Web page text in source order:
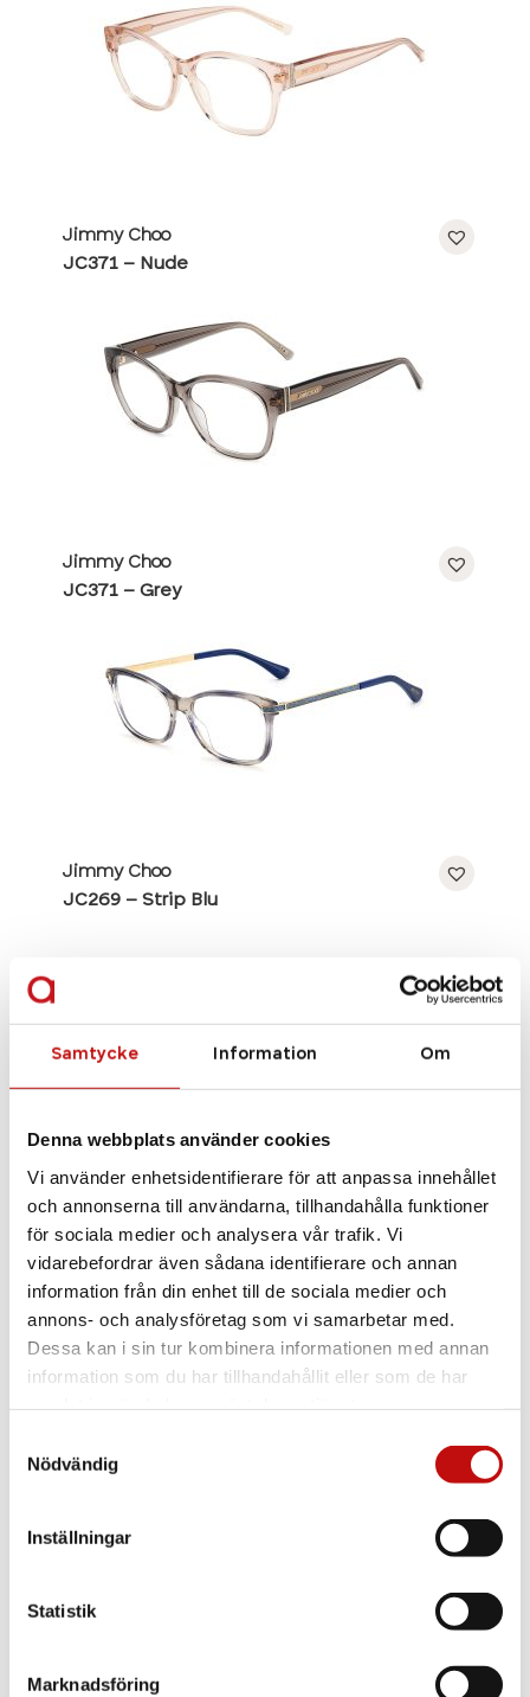
Samtycke Information Om
Denna webbplats använder cookies
Vi använder enhetsidentifierare för att anpassa innehållet
och annonserna till användarna, tillhandahålla funktioner
för sociala medier och analysera vår trafik. Vi
vidarebefordrar även sådana identifierare och annan
information från din enhet till de sociala medier och
annons- och analysföretag som vi samarbetar med.
Dessa kan i sin tur kombinera informationen med annan
information som du har tillhandahållit eller som de har
Nödvändig
Inställningar
Statistik
Marknadsföring
Jimmy Choo
JC371 – Nude
Jimmy Choo
JC371 – Grey
Jimmy Choo
JC269 – Strip Blu
Se alla bågar